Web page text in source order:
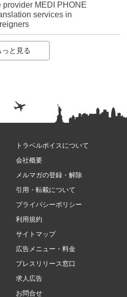
provider MEDI PHONE
services in
っと見る
トラベルボイスについて
会社概要
メルマガの登録・解除
引用・転載について
プライバシーポリシー
利用規約
サイトマップ
広告メニュー・料金
プレスリリース窓口
求人広告
お問合せ